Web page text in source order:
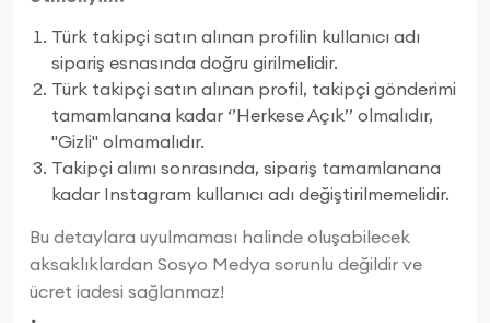
Türk takipçi satın alınan profilin kullanıcı adı
sipariş esnasında doğru girilmelidir.
Türk takipçi satın alınan profil, takipçi gönderimi
tamamlanana kadar ‘’Herkese Açık’’ olmalıdır,
"Gizli" olmamalıdır.
Takipçi alımı sonrasında, sipariş tamamlanana
kadar Instagram kullanıcı adı değiştirilmemelidir.
Bu detaylara uyulmaması halinde oluşabilecek
aksaklıklardan Sosyo Medya sorunlu değildir ve
ücret iadesi sağlanmaz!